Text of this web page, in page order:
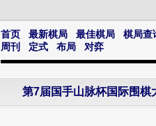
首页 最新棋局 最佳棋局 棋局查
周刊
定式 布局 对弈
第7届国手山脉杯国际围